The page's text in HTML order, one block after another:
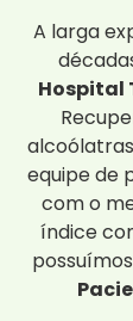
A larga
Hospital
equipe de
com o
índice